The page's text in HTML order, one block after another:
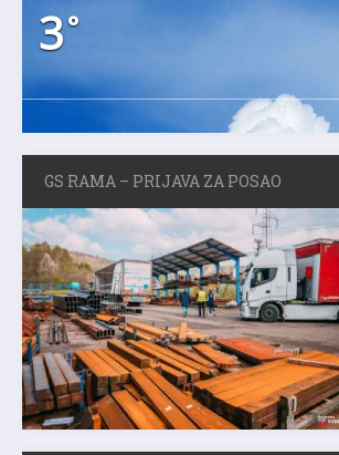
3°
GS RAMA – PRIJAVA ZA POSAO